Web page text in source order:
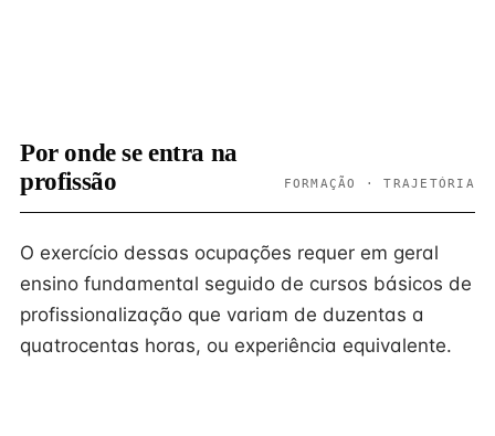
Por onde se entra na
profissão
FORMAÇÃO · TRAJETÓRIA
O exercício dessas ocupações requer em geral
ensino fundamental seguido de cursos básicos de
profissionalização que variam de duzentas a
quatrocentas horas, ou experiência equivalente.